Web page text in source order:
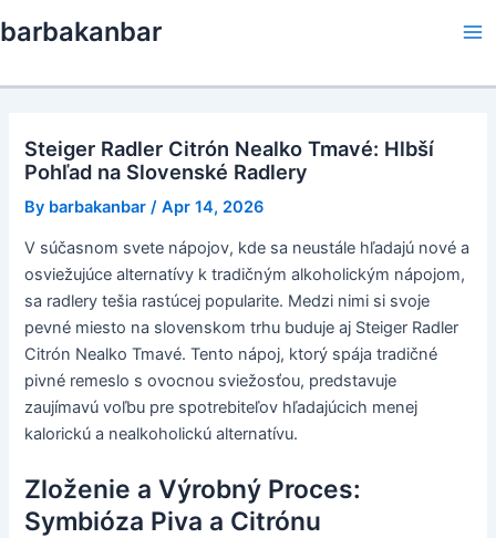
to
barbakanbar
Steiger Radler Citrón Nealko Tmavé: Hlbší
Pohľad na Slovenské Radlery
By barbakanbar /Apr 14, 2026
V súčasnom svete nápojov, kde sa neustále hľadajú nové a
osviežujúce alternatívy k tradičným alkoholickým nápojom,
sa radlery tešia rastúcej popularite. Medzi nimi si svoje
pevné miesto na slovenskom trhu buduje aj Steiger Radler
Citrón Nealko Tmavé. Tento nápoj, ktorý spája tradičné
pivné remeslo s ovocnou sviežosťou, predstavuje
zaujímavú voľbu pre spotrebiteľov hľadajúcich menej
kalorickú a nealkoholickú alternatívu.
Zloženie a Výrobný Proces:
Symbióza Piva a Citrónu